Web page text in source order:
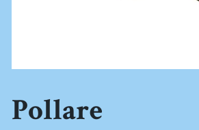
Pollare